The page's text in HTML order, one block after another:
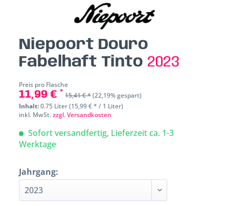
Niepoort Douro
Fabelhaft Tinto 2023
Preis pro Flasche
11,99 € * 15,41 € *(22,19% gespart)
Inhalt:0.75 Liter (15,99 € * / 1 Liter)
inkl. MwSt.zzgl. Versandkosten
Sofort versandfertig, Lieferzeit ca. 1-3
Werktage
Jahrgang: